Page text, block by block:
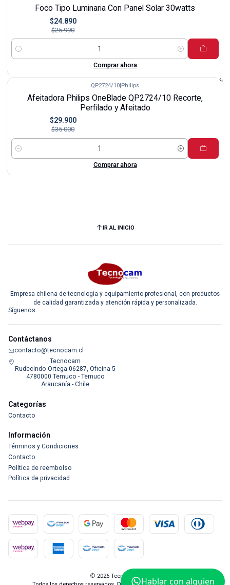
Foco Tipo Luminaria Con Panel Solar 30watts
$24.890
$25.990
Cantidad
Comprar ahora
QP2724/10 Philips
Afeitadora Philips OneBlade QP2724/10 Recorte,
Perfilado y Afeitado
$29.900
$35.000
Cantidad
Comprar ahora
IR AL INICIO
Empresa chilena de tecnología y equipamiento profesional, con productos
de calidad garantizada y atención rápida y personalizada.
Síguenos
Contáctanos
contacto@tecnocam.cl
Tecnocam
Rudecindo Ortega 06287, Oficina 5
4780000 Temuco - Temuco
Araucanía - Chile
Categorías
Contacto
Información
Términos y Condiciones
Contacto
Política de reembolso
Política de privacidad
2026 Tecnocam.
Hablar con alguien